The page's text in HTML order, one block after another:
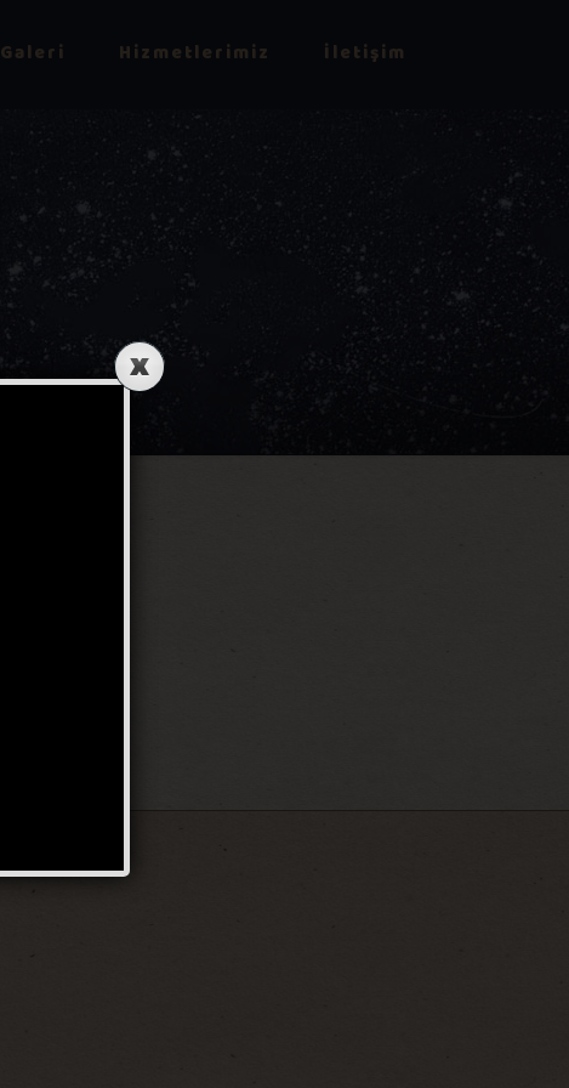
Galeri Hizmetlerimiz İletişim